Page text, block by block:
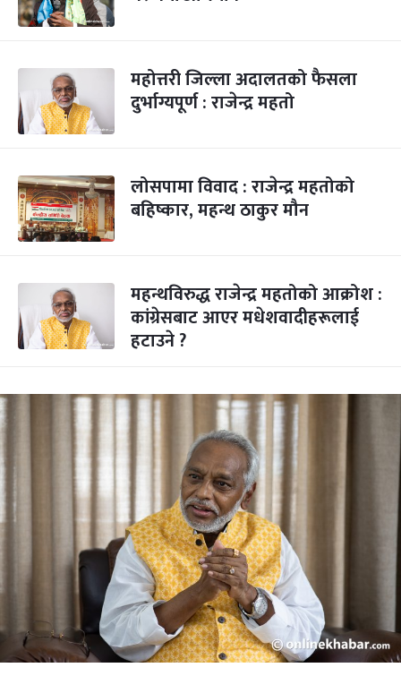
महोत्तरी जिल्ला अदालतको फैसला
दुर्भाग्यपूर्ण : राजेन्द्र महतो
लोसपामा विवाद : राजेन्द्र महतोको
बहिष्कार, महन्थ ठाकुर मौन
महन्थविरुद्ध राजेन्द्र महतोको आक्रोश :
कांग्रेसबाट आएर मधेशवादीहरूलाई
हटाउने ?